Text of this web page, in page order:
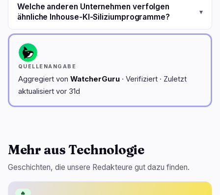
Welche anderen Unternehmen verfolgen
ähnliche Inhouse-KI-Siliziumprogramme?
▾
QUELLENANGABE
Aggregiert von WatcherGuru · Verifiziert · Zuletzt
aktualisiert vor 31d
Mehr aus Technologie
Geschichten, die unsere Redakteure gut dazu finden.
🔥